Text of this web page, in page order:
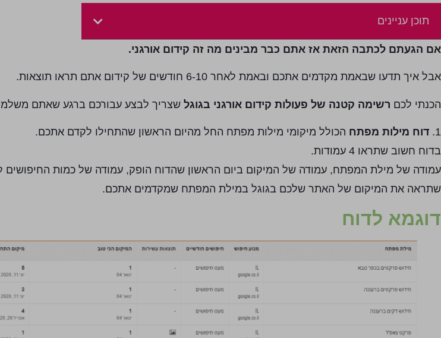
תוכן עניינים
אם הגעתם לכתבה הזאת אז אתם כבר מבינים מה זה קידום אורגני.
אבל איך תדעו שבאמת מקדמים אתכם ובאמת לאחר 6-10 חודשים של קידום אתם תראו תוצאות.
הכנתי לכם רשימה קטנה של פעולות קידום אורגני בגוגל שצריך לבצע עבורכם ברגע שאתם
1. דוח מילות מפתח הכולל מיקומי מילות מפתח החל מהיום הראשון שהתחילו לקדם אתכם.
בדוח חשוב שתראו 4 עמודות.
עמודה של מילת המפתח, עמודה של המיקום ביום הראשון שהדוח הופק, עמודה של כמות החיפושים
שתראה את המיקום של האתר שלכם בגוגל במילת המפתח שמקדמים אתכם.
דוגמא לדוח